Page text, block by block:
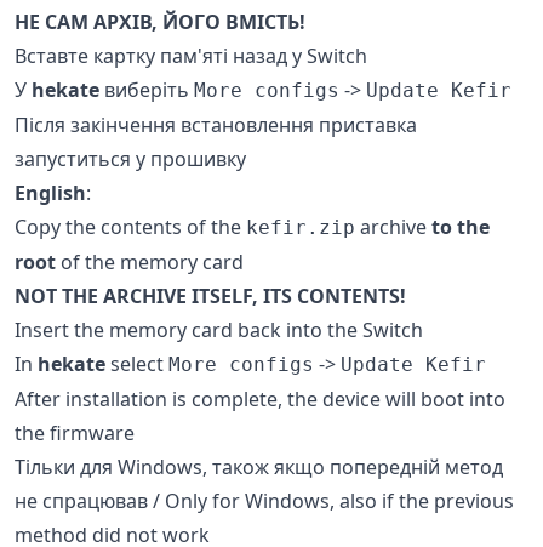
НЕ САМ АРХІВ, ЙОГО ВМІСТЬ!
Вставте картку пам'яті назад у Switch
У hekate виберіть More configs -> Update Kefir
Після закінчення встановлення приставка
запуститься у прошивку
English:
Copy the contents of the kefir.zip archiveto the
root of the memory card
NOT THE ARCHIVE ITSELF, ITS CONTENTS!
Insert the memory card back into the Switch
In hekateselect More configs -> Update Kefir
After installation is complete, the device will boot into
the firmware
Тільки для Windows, також якщо попередній метод
не спрацював / Only for Windows, also if the previous
method did not work